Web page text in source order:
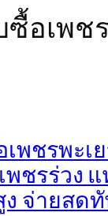
ซื้อเพช
พชรพะเ
พชรร่วง
ง จ่ายสด